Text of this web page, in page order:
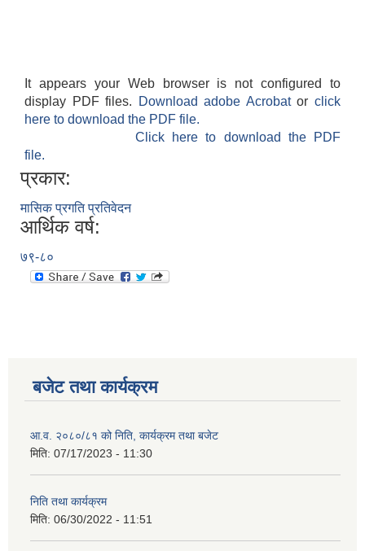
It appears your Web browser is not configured to
display PDF files.
Download adobe Acrobatorclick
here to download the PDF file.
Click here to download the PDF
file.
प्रकार:
मासिक प्रगति प्रतिवेदन
आर्थिक वर्ष:
७९-८०
बजेट तथा कार्यक्रम
आ.व. २०८०/८१ को निति, कार्यक्रम तथा बजेट
मिति: 07/17/2023 - 11:30
निति तथा कार्यक्रम
मिति: 06/30/2022 - 11:51